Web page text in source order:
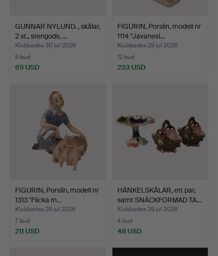
GUNNAR NYLUND. , skålar,
2 st., stengods, …
Klubbades 30 jul 2026
9 bud
69 USD
FIGURIN, Porslin, modell nr
1114 "Javanesi…
Klubbades 29 jul 2026
12 bud
233 USD
FIGURIN, Porslin, modell nr
1313 "Flicka m…
Klubbades 29 jul 2026
7 bud
211 USD
HÄNKELSKÅLAR, ett par,
samt SNÄCKFORMAD TA…
Klubbades 29 jul 2026
4 bud
48 USD